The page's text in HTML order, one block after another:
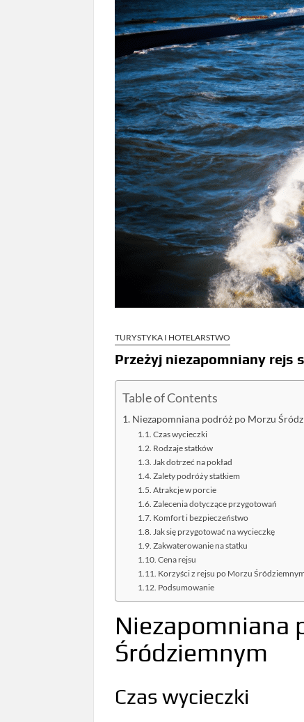
TURYSTYKA I HOTELARSTWO
Przeżyj niezapomniany rejs
Table of Contents
Niezapomniana podróż po Morzu
Czas wycieczki
Rodzaje statków
Jak dotrzeć na pokład
Zalety podróży statkiem
Atrakcje w porcie
Zalecenia dotyczące przygotowań
Komfort i bezpieczeństwo
Jak się przygotować na wycieczkę
Zakwaterowanie na statku
Cena rejsu
Korzyści z rejsu po Morzu Śródziemnym
Podsumowanie
Niezapomniana
Śródziemnym
Czas wycieczki